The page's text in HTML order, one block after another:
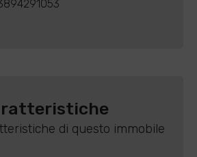
di questo immobile